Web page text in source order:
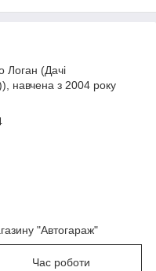
Логан (Дачі
навчена з 2004 року
"Автогараж"
Час роботи